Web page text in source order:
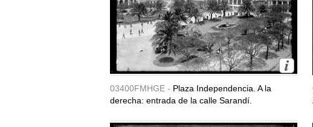
03400FMHGE - Plaza Independencia. A la
derecha: entrada de la calle Sarandí.